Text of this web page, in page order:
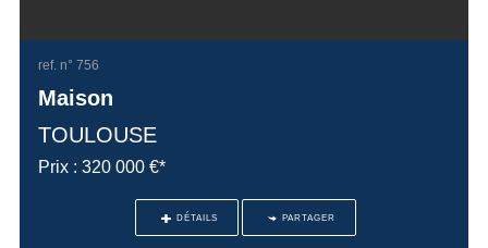
ref. n° 756
Maison
TOULOUSE
Prix : 320 000 €*
DÉTAILS PARTAGER